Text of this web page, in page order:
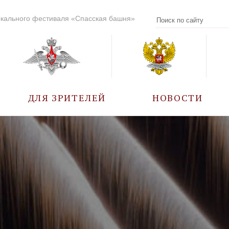
фестиваля «Спасская башня»
ДЛЯ ЗРИТЕЛЕЙ
УЧАСТНИКИ
КАЛЕНДАРЬ СОБЫТИЙ
ВОПРОС – ОТВЕТ
ПРАВИЛА ПОСЕЩЕНИЯ
НОВОСТИ